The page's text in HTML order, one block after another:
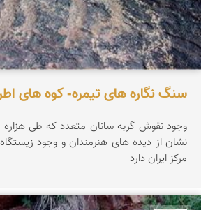
سنگ نگاره های تیمره- کوه های
وجود نقوش گربه سانان متعدد كه طی هزاره
نشان از دیده های هنرمندان و وجود
مركز ایران دارد